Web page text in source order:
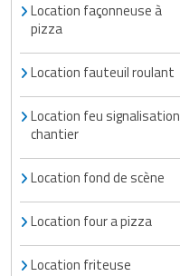
Location façonneuse à
pizza
Location fauteuil roulant
Location feu signalisation
chantier
Location fond de scène
Location four a pizza
Location friteuse